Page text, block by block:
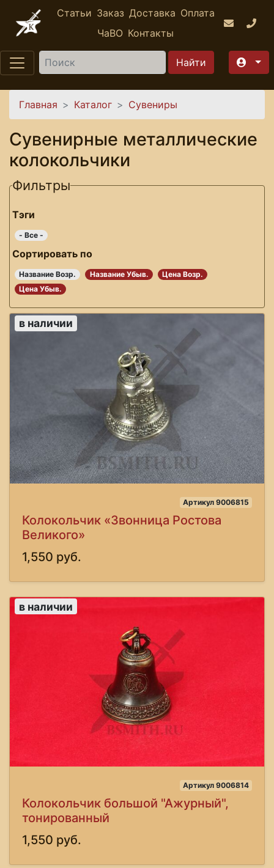
Перейти к основному содержанию
Статьи Заказ Доставка Оплата
ЧаВО Контакты
Найти
Вы здесь
Главная Каталог Сувениры
Сувенирные металлические
колокольчики
Фильтры
Тэги
- Все -
Сортировать по
Название Возр. Название Убыв.
Цена Возр.
Цена Убыв.
в наличии
Артикул 9006815
Колокольчик «Звонница Ростова
Великого»
1,550 руб.
в наличии
Артикул 9006814
Колокольчик большой "Ажурный",
тонированный
1,550 руб.